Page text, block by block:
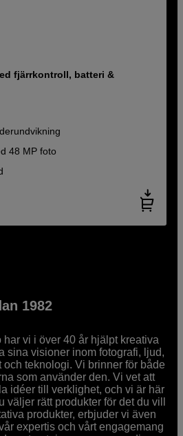
fjärrkontroll, batteri &
48 MP foto
1982
vi i över 40 år hjälpt kreativa
sina visioner inom fotografi, ljud,
och teknologi. Vi brinner för både
som använder den. Vi vet att
idéer till verklighet, och vi är här
väljer rätt produkter för det du vill
produkter, erbjuder vi även
expertis och vårt engagemang